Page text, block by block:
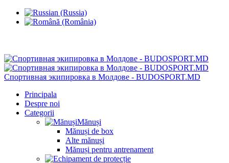
Спортивная экипировка в Молдове - BUDOSPORT.MD
Principala
Despre noi
Categorii
Mănuși
Mănuși de box
Alte mănuși
Mănuși pentru antrenament